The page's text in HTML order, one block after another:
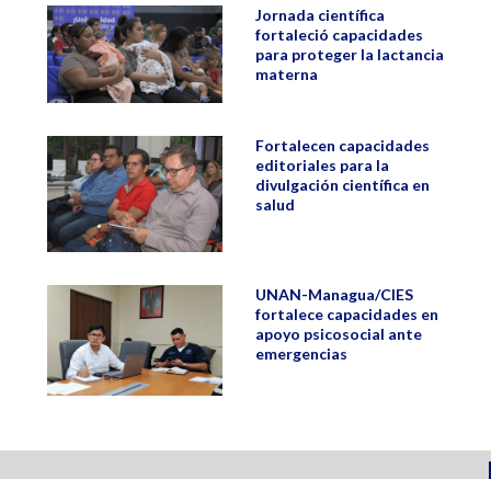
Jornada científica
fortaleció capacidades
para proteger la lactancia
materna
Fortalecen capacidades
editoriales para la
divulgación científica en
salud
UNAN-Managua/CIES
fortalece capacidades en
apoyo psicosocial ante
emergencias